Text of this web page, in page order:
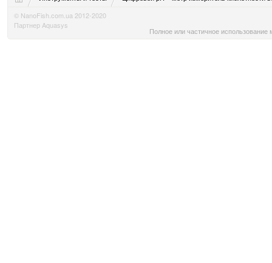
© NanoFish.com.ua 2012-2020
Партнер Aquasys
Полное или частичное